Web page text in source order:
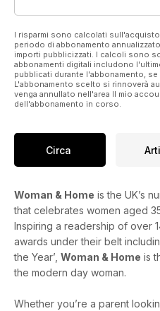
I risparmi sono calcolati
periodo di abbonamento
importi pubblicizzati. I calcoli sono
abbonamenti digitali includono
pubblicati durante l'abbonamento,
L'abbonamento scelto si rinnoverà
venga annullato nell'area Il mio
dell'abbonamento in corso.
Circa
Woman & Home is the UK’s
that celebrates women aged
Inspiring a readership of over
awards under their belt
the Year’, Woman & Home is
the modern day woman.
Whether you’re a parent